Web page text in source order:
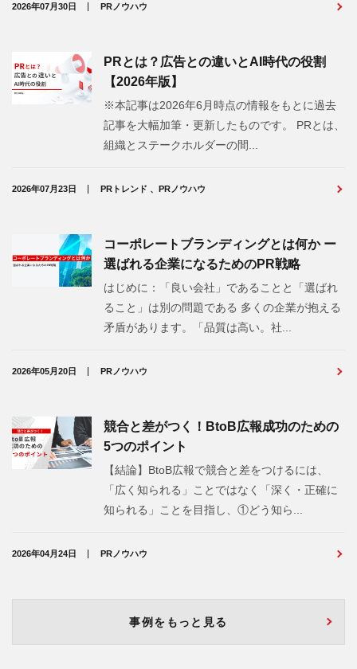
2026年07月30日 PRノウハウ
PRとは？広告との違いとAI時代の役割
【2026年版】
※本記事は2026年6月時点の情報をもとに過去
記事を大幅加筆・更新したものです。 PRとは、
組織とステークホルダーの間...
2026年07月23日 PRトレンド 、PRノウハウ
コーポレートブランディングとは何か ー
選ばれる企業になるためのPR戦略
はじめに：「良い会社」であることと「選ばれ
ること」は別の問題である 多くの企業が抱える
矛盾があります。「品質は高い。社...
2026年05月20日 PRノウハウ
競合と差がつく！BtoB広報成功のための
5つのポイント
【結論】BtoB広報で競合と差をつけるには、
「広く知られる」ことではなく「深く・正確に
知られる」ことを目指し、①どう知ら...
2026年04月24日 PRノウハウ
事例をもっと見る